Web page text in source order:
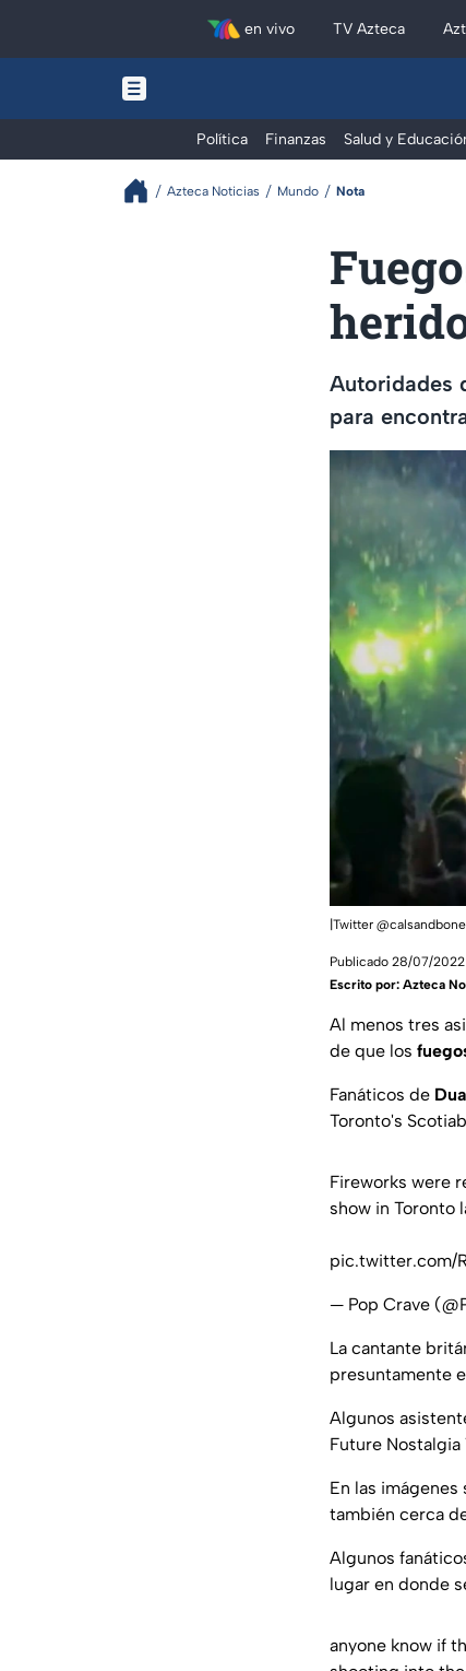
en vivo TV Azteca
Política Finanzas Salud y
Azteca Noticias Mundo Nota
Autoridades
para
|Twitter
Publicado 28/07/
Escrito por: Azteca
Al menos tres
de que los
Fanáticos de
Toronto's
Fireworks were
show in Toronto
pic.twitter.com/
— Pop Crave
La cantante
presuntamente
Algunos
Future
En las imágenes
también cerca
Algunos
lugar en donde
anyone know if